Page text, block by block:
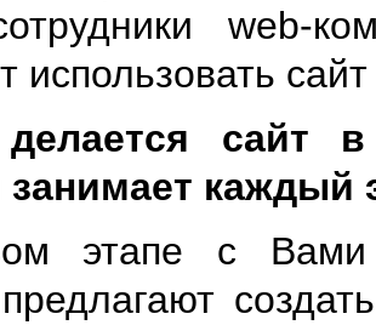
web-
использовать
сайт
каждый
этапе с Вами